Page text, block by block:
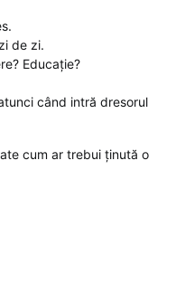
de zi.
Educație?
când intră dresorul
cum ar trebui ținută o